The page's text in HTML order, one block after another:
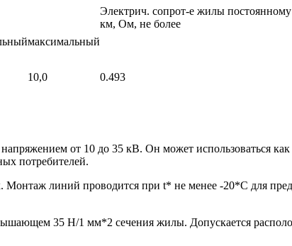
Электрич. сопрот-е жилы
км, Ом, не более
максимальный
10,0 0.493
от 10 до 35 кВ. Он может использоваться
потребителей.
линий проводится при t* не менее -20*С для
35 Н/1 мм*2 сечения жилы. Допускается